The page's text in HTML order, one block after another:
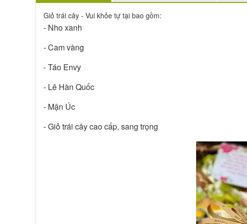
Giỏ trái cây - Vui khỏe tự tại bao gồm:
- Nho xanh
- Cam vàng
- Táo Envy
- Lê Hàn Quốc
- Mận Úc
- Giỏ trái cây cao cấp, sang trọng